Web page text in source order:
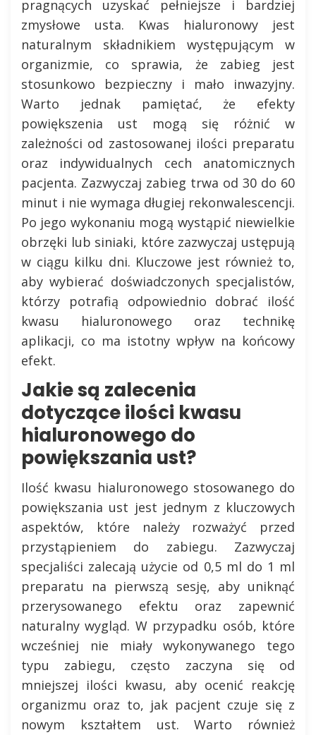
pragnących uzyskać pełniejsze i bardziej
zmysłowe usta. Kwas hialuronowy jest
naturalnym składnikiem występującym w
organizmie, co sprawia, że zabieg jest
stosunkowo bezpieczny i mało inwazyjny.
Warto jednak pamiętać, że efekty
powiększenia ust mogą się różnić w
zależności od zastosowanej ilości preparatu
oraz indywidualnych cech anatomicznych
pacjenta. Zazwyczaj zabieg trwa od 30 do 60
minut i nie wymaga długiej rekonwalescencji.
Po jego wykonaniu mogą wystąpić niewielkie
obrzęki lub siniaki, które zazwyczaj ustępują
w ciągu kilku dni. Kluczowe jest również to,
aby wybierać doświadczonych specjalistów,
którzy potrafią odpowiednio dobrać ilość
kwasu hialuronowego oraz technikę
aplikacji, co ma istotny wpływ na końcowy
efekt.
Jakie są zalecenia
dotyczące ilości kwasu
hialuronowego do
powiększania ust?
Ilość kwasu hialuronowego stosowanego do
powiększania ust jest jednym z kluczowych
aspektów, które należy rozważyć przed
przystąpieniem do zabiegu. Zazwyczaj
specjaliści zalecają użycie od 0,5 ml do 1 ml
preparatu na pierwszą sesję, aby uniknąć
przerysowanego efektu oraz zapewnić
naturalny wygląd. W przypadku osób, które
wcześniej nie miały wykonywanego tego
typu zabiegu, często zaczyna się od
mniejszej ilości kwasu, aby ocenić reakcję
organizmu oraz to, jak pacjent czuje się z
nowym kształtem ust. Warto również